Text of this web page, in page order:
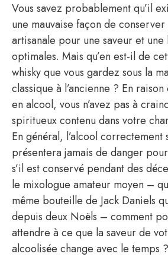
Vous savez probablement qu’il
une mauvaise façon de
artisanale pour une saveur et une
optimales. Mais qu’en est-il de
whisky que vous gardez sous la
classique à l’ancienne ? En
en alcool, vous n’avez pas à
spiritueux contenu dans votre
En général, l’alcool correctement
présentera jamais de danger
s’il est conservé pendant des
le mixologue amateur moyen –
même bouteille de Jack Daniels
depuis deux Noëls – comment
attendre à ce que la saveur de
alcoolisée change avec le temps ?